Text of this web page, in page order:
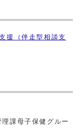
援（伴走型相談支
課母子保健グルー